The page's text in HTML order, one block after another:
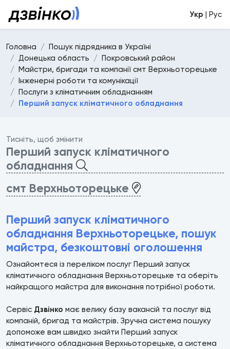
Укр | Рус
Головна
Пошук підрядника в Україні
Донецька область
Покровський район
Майстри, бригади та компанії смт Верхньоторецьке
Інженерні роботи та комунікації
Послуги з кліматичним обладнанням
Перший запуск кліматичного обладнання
Тисніть, щоб змінити
Перший запуск кліматичного
обладнання
смт Верхньоторецьке
Перший запуск кліматичного
обладнання Верхньоторецьке, пошук
майстра, безкоштовні оголошення
Ознайомтеся із переліком послуг Перший запуск
кліматичного обладнання Верхньоторецьке та оберіть
найкращого майстра для виконання потрібної роботи.
Сервіс Дзвінко має велику базу вакансій та послуг від
компаній, бригад та майстрів. Зручна система пошуку
допоможе вам швидко знайти Перший запуск
кліматичного обладнання Верхньоторецьке, а система